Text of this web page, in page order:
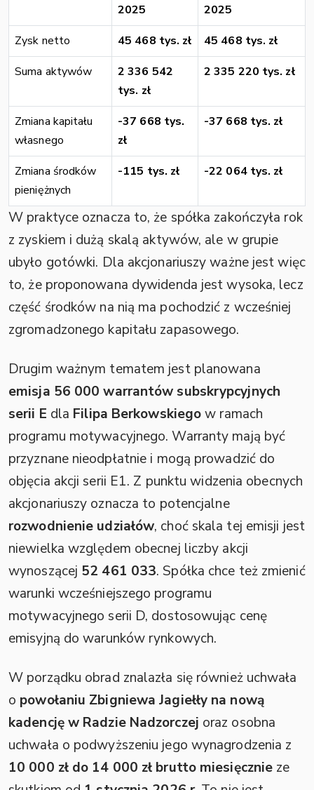
2025
2025
Zysk netto
45 468 tys. zł
45 468 tys. zł
Suma aktywów
2 336 542
tys. zł
2 335 220 tys. zł
Zmiana kapitału
własnego
-37 668 tys.
zł
-37 668 tys. zł
Zmiana środków
pieniężnych
-115 tys. zł -22 064 tys. zł
W praktyce oznacza to, że spółka zakończyła rok
z zyskiem i dużą skalą aktywów, ale w grupie
ubyło gotówki. Dla akcjonariuszy ważne jest więc
to, że proponowana dywidenda jest wysoka, lecz
część środków na nią ma pochodzić z wcześniej
zgromadzonego kapitału zapasowego.
Drugim ważnym tematem jest planowana
emisja 56 000 warrantów subskrypcyjnych
serii E dla Filipa Berkowskiegow ramach
programu motywacyjnego. Warranty mają być
przyznane nieodpłatnie i mogą prowadzić do
objęcia akcji serii E1. Z punktu widzenia obecnych
akcjonariuszy oznacza to potencjalne
rozwodnienie udziałów, choć skala tej emisji jest
niewielka względem obecnej liczby akcji
wynoszącej 52 461 033. Spółka chce też zmienić
warunki wcześniejszego programu
motywacyjnego serii D, dostosowując cenę
emisyjną do warunków rynkowych.
W porządku obrad znalazła się również uchwała
o powołaniu Zbigniewa Jagiełły na nową
kadencję w Radzie Nadzorczej oraz osobna
uchwała o podwyższeniu jego wynagrodzenia z
10 000 zł do 14 000 zł brutto miesięcznie ze